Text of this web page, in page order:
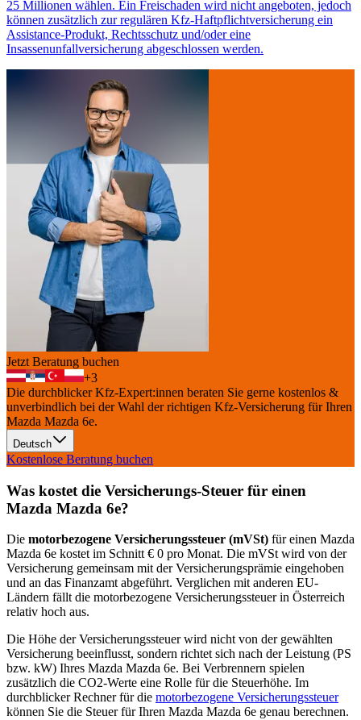
25 Millionen wählen. Ein Freischaden wird nicht angeboten, jedoch
können zusätzlich zur regulären Kfz-Haftpflichtversicherung ein
Assistance-Produkt, Rechtsschutz und/oder eine
Insassenunfallversicherung abgeschlossen werden.
Jetzt Beratung buchen
+3
Die durchblicker Kfz-Expert:innen beraten Sie gerne kostenlos &
unverbindlich bei der Wahl der richtigen Kfz-Versicherung für Ihren
Mazda Mazda 6e.
Deutsch
Kostenlose Beratung buchen
Was kostet die Versicherungs-Steuer für einen
Mazda Mazda 6e?
Die motorbezogene Versicherungssteuer (mVSt) für einen Mazda
Mazda 6e kostet im Schnitt € 0 pro Monat. Die mVSt wird von der
Versicherung gemeinsam mit der Versicherungsprämie eingehoben
und an das Finanzamt abgeführt. Verglichen mit anderen EU-
Ländern fällt die motorbezogene Versicherungssteuer in Österreich
relativ hoch aus.
Die Höhe der Versicherungssteuer wird nicht von der gewählten
Versicherung beeinflusst, sondern richtet sich nach der Leistung (PS
bzw. kW) Ihres Mazda Mazda 6e. Bei Verbrennern spielen
zusätzlich die CO2-Werte eine Rolle für die Steuerhöhe. Im
durchblicker Rechner für die motorbezogene Versicherungssteuer
können Sie die Steuer für Ihren Mazda Mazda 6e genau berechnen.